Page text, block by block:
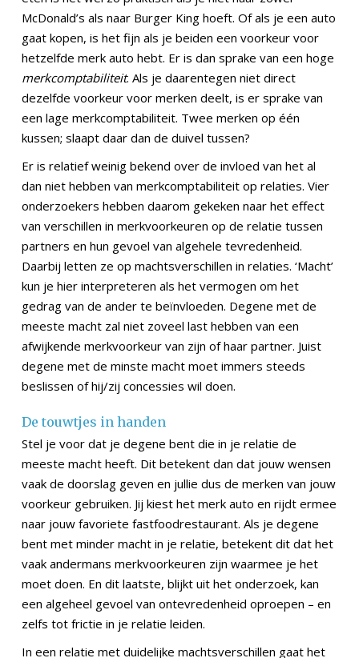
McDonald’s als naar Burger King hoeft. Of als je een auto
gaat kopen, is het fijn als je beiden een voorkeur voor
hetzelfde merk auto hebt. Er is dan sprake van een hoge
merkcomptabiliteit. Als je daarentegen niet direct
dezelfde voorkeur voor merken deelt, is er sprake van
een lage merkcomptabiliteit. Twee merken op één
kussen; slaapt daar dan de duivel tussen?
Er is relatief weinig bekend over de invloed van het al
dan niet hebben van merkcomptabiliteit op relaties. Vier
onderzoekers hebben daarom gekeken naar het effect
van verschillen in merkvoorkeuren op de relatie tussen
partners en hun gevoel van algehele tevredenheid.
Daarbij letten ze op machtsverschillen in relaties. ‘Macht’
kun je hier interpreteren als het vermogen om het
gedrag van de ander te beïnvloeden. Degene met de
meeste macht zal niet zoveel last hebben van een
afwijkende merkvoorkeur van zijn of haar partner. Juist
degene met de minste macht moet immers steeds
beslissen of hij/zij concessies wil doen.
De touwtjes in handen
Stel je voor dat je degene bent die in je relatie de
meeste macht heeft. Dit betekent dan dat jouw wensen
vaak de doorslag geven en jullie dus de merken van jouw
voorkeur gebruiken. Jij kiest het merk auto en rijdt ermee
naar jouw favoriete fastfoodrestaurant. Als je degene
bent met minder macht in je relatie, betekent dit dat het
vaak andermans merkvoorkeuren zijn waarmee je het
moet doen. En dit laatste, blijkt uit het onderzoek, kan
een algeheel gevoel van ontevredenheid oproepen – en
zelfs tot frictie in je relatie leiden.
In een relatie met duidelijke machtsverschillen gaat het